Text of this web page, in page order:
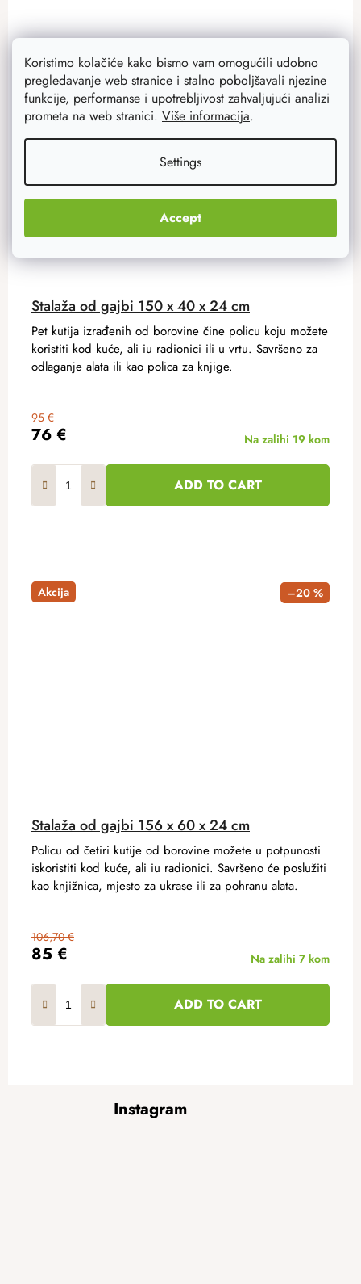
Koristimo kolačiće kako bismo vam omogućili udobno
pregledavanje web stranice i stalno poboljšavali njezine
funkcije, performanse i upotrebljivost zahvaljujući analizi
prometa na web stranici. Više informacija.
Settings
Accept
Akcija –20 %
Stalaža od gajbi 150 x 40 x 24 cm
76 €
95 €
Na zalihi 19 kom
ADD TO CART
Pet kutija izrađenih od borovine čine policu koju možete
koristiti kod kuće, ali iu radionici ili u vrtu. Savršeno za
odlaganje alata ili kao polica za knjige.
Akcija –20 %
Stalaža od gajbi 156 x 60 x 24 cm
85 €
106,70 €
Na zalihi 7 kom
ADD TO CART
Policu od četiri kutije od borovine možete u potpunosti
iskoristiti kod kuće, ali iu radionici. Savršeno će poslužiti
kao knjižnica, mjesto za ukrase ili za pohranu alata.
Instagram